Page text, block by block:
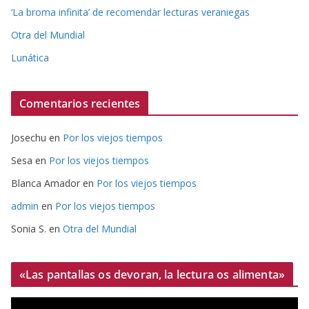
‘La broma infinita’ de recomendar lecturas veraniegas
Otra del Mundial
Lunática
Comentarios recientes
Josechu en Por los viejos tiempos
Sesa en Por los viejos tiempos
Blanca Amador en Por los viejos tiempos
admin en Por los viejos tiempos
Sonia S. en Otra del Mundial
«Las pantallas os devoran, la lectura os alimenta»